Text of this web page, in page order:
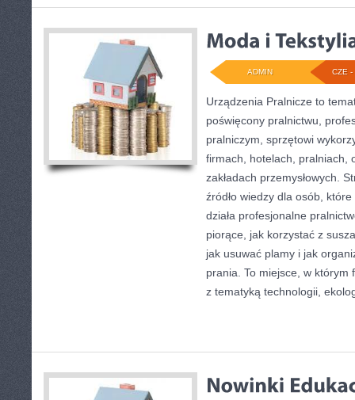
CZE -
ADMIN
Urządzenia Pralnicze to
poświęcony pralnictwu,
pralniczym, sprzętowi
firmach, hotelach, pralniach,
zakładach przemysłowych.
źródło wiedzy dla osób,
działa profesjonalne
piorące, jak korzystać z
jak usuwać plamy i jak
prania. To miejsce, w którym
z tematyką technologii,